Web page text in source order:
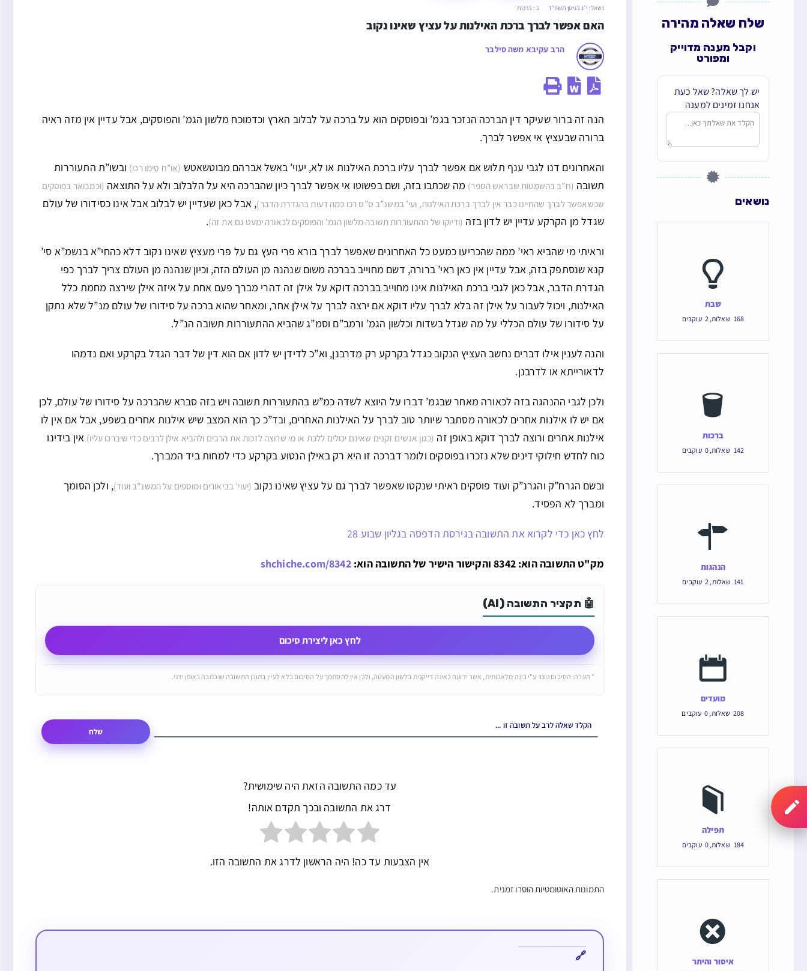
נשאל: י״ג בניסן תשפ״ד ב: ברכות
האם אפשר לברך ברכת האילנות על עציץ שאינו נקוב
הרב עקיבא משה סילבר
הנה זה ברור שעיקר דין הברכה הנזכר בגמ’ ובפוסקים הוא על ברכה על לבלוב הארץ וכדמוכח מלשון הגמ’ והפוסקים, אבל עדיין אין מזה ראיה
ברורה שבעציץ אי אפשר לברך.
והאחרונים דנו לגבי ענף תלוש אם אפשר לברך עליו ברכת האילנות או לא, יעוי’ באשל אברהם מבוטשאטש (או”ח סימו רכו) ובשו”ת התעוררות
תשובה (ח”ב בהשמטות שבראש הספר) מה שכתבו בזה, ושם בפשוטו אי אפשר לברך כיון שהברכה היא על הלבלוב ולא על התוצאה (וכמבואר בפוסקים
שכשאפשר לברך שהחיינו כבר אין לברך ברכת האילנות, ועי’ במשנ”ב ס”ס רכו כמה דעות בהגדרת הדבר), אבל כאן שעדיין יש לבלוב אבל אינו כסידורו של עולם
שגדל מן הקרקע עדיין יש לדון בזה (ודיוקו של ההתעוררות תשובה מלשון הגמ’ והפוסקים לכאורה ימעט גם את זה).
וראיתי מי שהביא ראי’ ממה שהכריעו כמעט כל האחרונים שאפשר לברך בורא פרי העץ גם על פרי מעציץ שאינו נקוב דלא כהחי”א בנשמ”א סי’
קנא שנסתפק בזה, אבל עדיין אין כאן ראי’ ברורה, דשם מחוייב בברכה משום שנהנה מן העולם הזה, וכיון שנהנה מן העולם צריך לברך כפי
הגדרת הדבר, אבל כאן לגבי ברכת האילנות אינו מחוייב בברכה דוקא על אילן זה דהרי מברך פעם אחת על איזה אילן שירצה מחמת כלל
האילנות, ויכול לעבור על אילן זה בלא לברך עליו דוקא אם ירצה לברך על אילן אחר, ומאחר שהוא ברכה על סידורו של עולם מנ”ל שלא נתקן
על סידורו של עולם הכללי על מה שגדל בשדות וכלשון הגמ’ ורמב”ם וסמ”ג שהביא ההתעוררות תשובה הנ”ל.
והנה לענין אילו דברים נחשב העציץ הנקוב כגדל בקרקע רק מדרבנן, וא”כ לדידן יש לדון אם הוא דין של דבר הגדל בקרקע ואם נדמהו
לדאורייתא או לדרבנן.
ולכן לגבי ההנהגה בזה לכאורה מאחר שבגמ’ דברו על היוצא לשדה כמ”ש בהתעוררות תשובה ויש בזה סברא שהברכה על סידורו של עולם, לכן
אם יש לו אילנות אחרים לכאורה מסתבר שיותר טוב לברך על האילנות האחרים, ובד”כ כך הוא המצב שיש אילנות אחרים בשפע, אבל אם אין לו
אילנות אחרים ורוצה לברך דוקא באופן זה (כגון אנשים זקנים שאינם יכולים ללכת או מי שרוצה לזכות את הרבים ולהביא אילן לרבים כדי שיברכו עליו) אין בידינו
כוח לחדש חילוקי דינים שלא נזכרו בפוסקים ולומר דברכה זו היא רק באילן הנטוע בקרקע כדי למחות ביד המברך.
ובשם הגרח”ק והגרנ”ק ועוד פוסקים ראיתי שנקטו שאפשר לברך גם על עציץ שאינו נקוב (יעוי’ בביאורים ומוספים על המשנ”ב ועוד), ולכן הסומך
ומברך לא הפסיד.
לחץ כאן כדי לקרוא את התשובה בגירסת הדפסה בגליון שבוע 28
מק"ט התשובה הוא: 8342 והקישור הישיר של התשובה הוא: shchiche.com/8342
🤖 תקציר התשובה (AI)
לחץ כאן ליצירת סיכום
* הערה: הסיכום נוצר ע"י בינה מלאכותית, אשר ידועה כאינה דייקנית בלשון המעטה, ולכן אין להסתמך על הסיכום בלא לעיין בתוכן התשובה שנכתבה באופן ידני.
שלח
עד כמה התשובה הזאת היה שימושית?
דרג את התשובה ובכך תקדם אותה!
אין הצבעות עד כה! היה הראשון לדרג את התשובה הזו.
התמונות האוטומטיות הוסרו זמנית.
שלח שאלה מהירה
וקבל מענה מדוייק
ומפורט
יש לך שאלה? שאל כעת
אנחנו זמינים למענה
נושאים
שבת
168 שאלות,
2 עוקבים
ברכות
142 שאלות,
0 עוקבים
הנהגות
141 שאלות,
2 עוקבים
מועדים
208 שאלות,
0 עוקבים
תפילה
184 שאלות,
0 עוקבים
איסור והיתר